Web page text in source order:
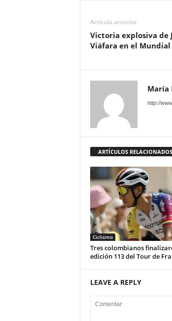
Artículo anterior
Victoria explosiva de
Viáfara en el
María
http://
ARTÍCULOS RELACIONADOS
Ciclismo
Tres colombianos
edición 113 del Tour de
LEAVE A REPLY